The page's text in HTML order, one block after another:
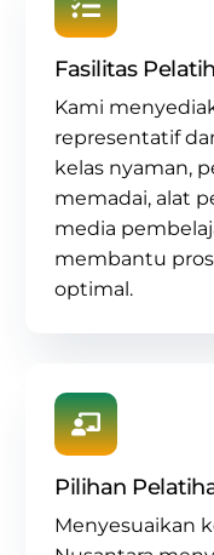
Fasilitas
Kami
representatif
kelas nyaman,
memadai, alat
media
membantu
optimal.
Pilihan
Menyesuaikan